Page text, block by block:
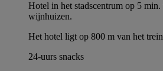
Hotel in het stadscentrum op 5 min.
wijnhuizen.
Het hotel ligt op 800 m van het
24-uurs snacks